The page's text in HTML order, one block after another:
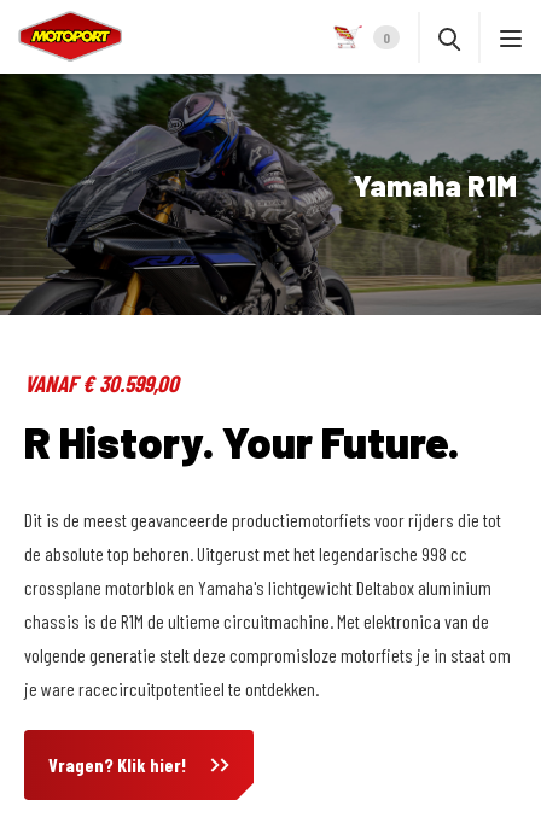
0
Yamaha R1M
VANAF € 30.599,00
R History. Your Future.
Dit is de meest geavanceerde productiemotorfiets voor rijders die tot
de absolute top behoren. Uitgerust met het legendarische 998 cc
crossplane motorblok en Yamaha's lichtgewicht Deltabox aluminium
chassis is de R1M de ultieme circuitmachine. Met elektronica van de
volgende generatie stelt deze compromisloze motorfiets je in staat om
je ware racecircuitpotentieel te ontdekken.
Vragen? Klik hier!